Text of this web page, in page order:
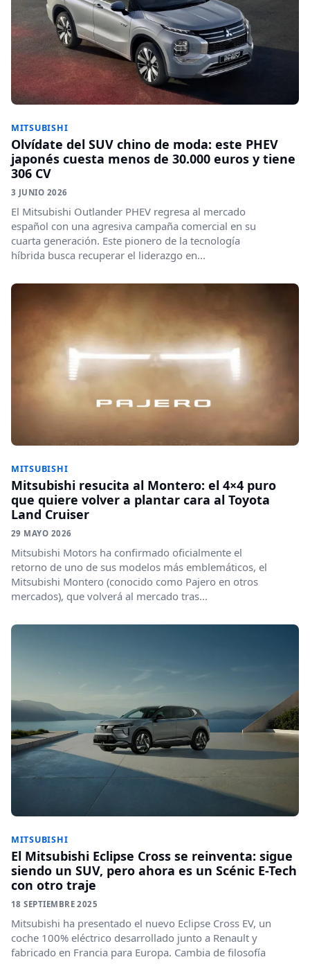
MITSUBISHI
Olvídate del SUV chino de moda: este PHEV
japonés cuesta menos de 30.000 euros y tiene
306 CV
3 JUNIO 2026
El Mitsubishi Outlander PHEV regresa al mercado
español con una agresiva campaña comercial en su
cuarta generación. Este pionero de la tecnología
híbrida busca recuperar el liderazgo en...
MITSUBISHI
Mitsubishi resucita al Montero: el 4×4 puro
que quiere volver a plantar cara al Toyota
Land Cruiser
29 MAYO 2026
Mitsubishi Motors ha confirmado oficialmente el
retorno de uno de sus modelos más emblemáticos, el
Mitsubishi Montero (conocido como Pajero en otros
mercados), que volverá al mercado tras...
MITSUBISHI
El Mitsubishi Eclipse Cross se reinventa: sigue
siendo un SUV, pero ahora es un Scénic E-Tech
con otro traje
18 SEPTIEMBRE 2025
Mitsubishi ha presentado el nuevo Eclipse Cross EV, un
coche 100% eléctrico desarrollado junto a Renault y
fabricado en Francia para Europa. Cambia de filosofía